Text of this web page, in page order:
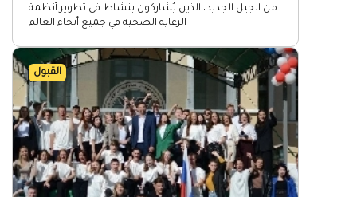
من الجيل الجديد، الذين يُشاركون بنشاط في تطوير أنظمة
الرعاية الصحية في جميع أنحاء العالم
القبول